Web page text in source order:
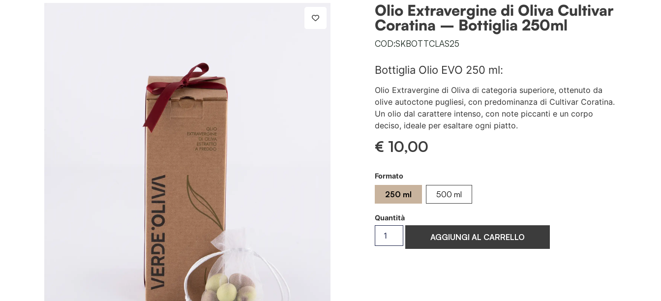
Olio Extravergine di Oliva Cultivar
Coratina – Bottiglia 250ml
COD:SKBOTTCLAS25
Bottiglia Olio EVO 250 ml:
Olio Extravergine di Oliva di categoria superiore, ottenuto da
olive autoctone pugliesi, con predominanza di Cultivar Coratina.
Un olio dal carattere intenso, con note piccanti e un corpo
deciso, ideale per esaltare ogni piatto.
€ 10,00
Formato
250 ml 500 ml
AGGIUNGI AL CARRELLO